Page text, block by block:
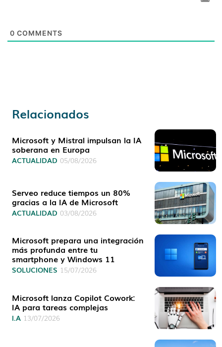
0 COMMENTS
Relacionados
Microsoft y Mistral impulsan la IA
soberana en Europa
ACTUALIDAD 05/08/2026
Serveo reduce tiempos un 80%
gracias a la IA de Microsoft
ACTUALIDAD 03/08/2026
Microsoft prepara una integración
más profunda entre tu
smartphone y Windows 11
SOLUCIONES 15/07/2026
Microsoft lanza Copilot Cowork:
IA para tareas complejas
I.A 13/07/2026